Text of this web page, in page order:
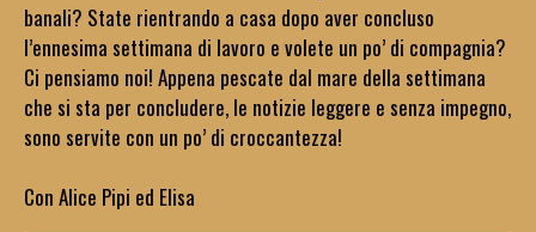
banali? State rientrando a casa dopo aver concluso
l’ennesima settimana di lavoro e volete un po’ di compagnia?
Ci pensiamo noi! Appena pescate dal mare della settimana
che si sta per concludere, le notizie leggere e senza impegno,
sono servite con un po’ di croccantezza!
Con Alice Pipi ed Elisa